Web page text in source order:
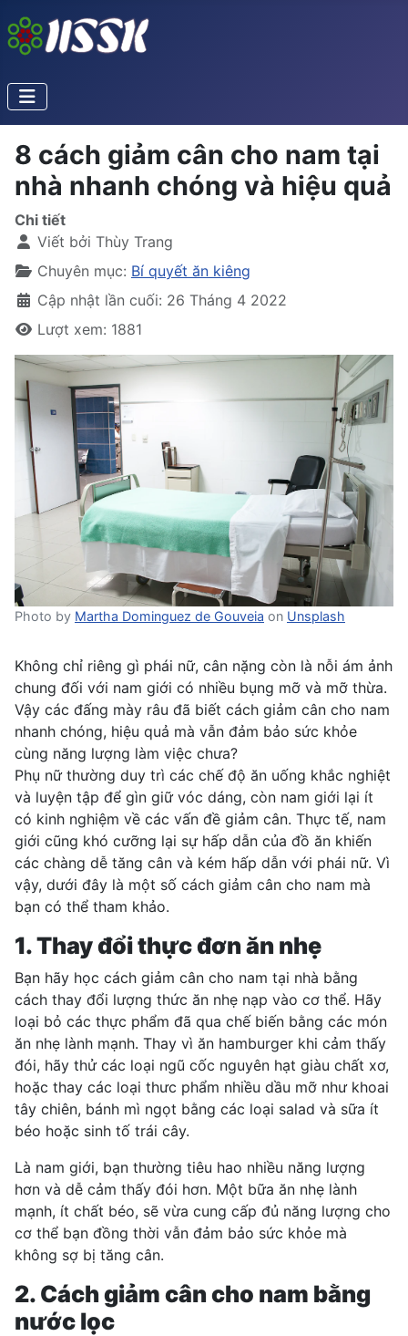
8 cách giảm cân cho nam tại
nhà nhanh chóng và hiệu quả
Chi tiết
Viết bởi Thùy Trang
Chuyên mục: Bí quyết ăn kiêng
Cập nhật lần cuối: 26 Tháng 4 2022
Lượt xem: 1881
Photo by Martha Dominguez de Gouveia on Unsplash
Không chỉ riêng gì phái nữ, cân nặng còn là nỗi ám ảnh
chung đối với nam giới có nhiều bụng mỡ và mỡ thừa.
Vậy các đấng mày râu đã biết cách giảm cân cho nam
nhanh chóng, hiệu quả mà vẫn đảm bảo sức khỏe
cùng năng lượng làm việc chưa?
Phụ nữ thường duy trì các chế độ ăn uống khắc nghiệt
và luyện tập để gìn giữ vóc dáng, còn nam giới lại ít
có kinh nghiệm về các vấn đề giảm cân. Thực tế, nam
giới cũng khó cưỡng lại sự hấp dẫn của đồ ăn khiến
các chàng dễ tăng cân và kém hấp dẫn với phái nữ. Vì
vậy, dưới đây là một số cách giảm cân cho nam mà
bạn có thể tham khảo.
1. Thay đổi thực đơn ăn nhẹ
Bạn hãy học cách giảm cân cho nam tại nhà bằng
cách thay đổi lượng thức ăn nhẹ nạp vào cơ thể. Hãy
loại bỏ các thực phẩm đã qua chế biến bằng các món
ăn nhẹ lành mạnh. Thay vì ăn hamburger khi cảm thấy
đói, hãy thử các loại ngũ cốc nguyên hạt giàu chất xơ,
hoặc thay các loại thưc phẩm nhiều dầu mỡ như khoai
tây chiên, bánh mì ngọt bằng các loại salad và sữa ít
béo hoặc sinh tố trái cây.
Là nam giới, bạn thường tiêu hao nhiều năng lượng
hơn và dễ cảm thấy đói hơn. Một bữa ăn nhẹ lành
mạnh, ít chất béo, sẽ vừa cung cấp đủ năng lượng cho
cơ thể bạn đồng thời vẫn đảm bảo sức khỏe mà
không sợ bị tăng cân.
2. Cách giảm cân cho nam bằng
nước lọc